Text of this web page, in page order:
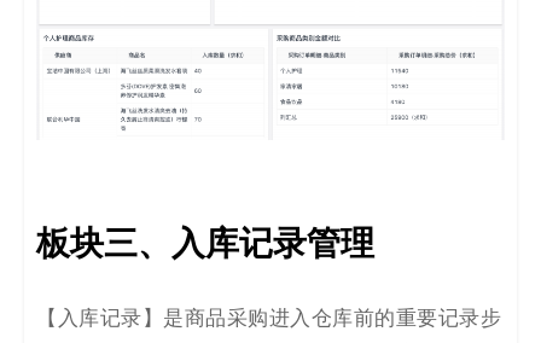
板块三、 入库记录管理
【 入库记录 】 是商品采购进入仓库前的重要记录步